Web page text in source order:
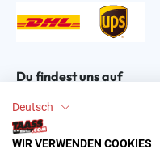
Deutsch
WIR VERWENDEN COOKIES
Du findest uns auf